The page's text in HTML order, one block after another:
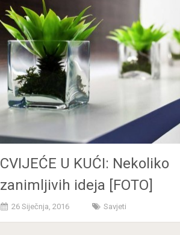
CVIJEĆE U KUĆI: Nekoliko
zanimljivih ideja [FOTO]
26 Siječnja, 2016 Savjeti